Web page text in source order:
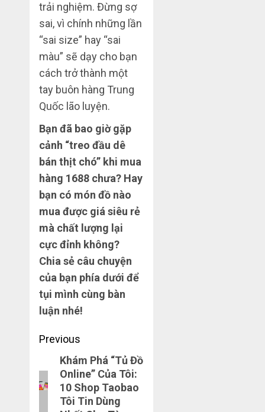
trải nghiệm. Đừng sợ
sai, vì chính những lần
“sai size” hay “sai
màu” sẽ dạy cho bạn
cách trở thành một
tay buôn hàng Trung
Quốc lão luyện.
Bạn đã bao giờ gặp
cảnh “treo đầu dê
bán thịt chó” khi mua
hàng 1688 chưa? Hay
bạn có món đồ nào
mua được giá siêu rẻ
mà chất lượng lại
cực đỉnh không?
Chia sẻ câu chuyện
của bạn phía dưới để
tụi mình cùng bàn
luận nhé!
Post
navigation
Previous
Previous
post:
Khám Phá “Tủ Đồ
Online” Của Tôi:
10 Shop Taobao
Tôi Tin Dùng